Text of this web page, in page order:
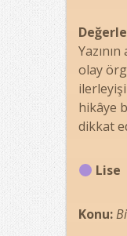
olay
hikâye
dikkat
Lise
Konu: